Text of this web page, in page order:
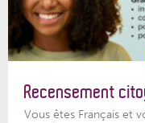
Recensement
Vous êtes Français et